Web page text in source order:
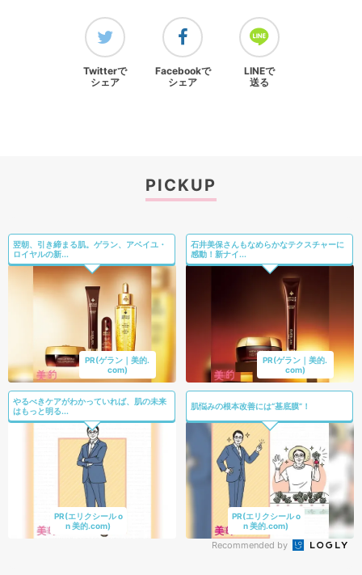
Twitterで
シェア
Facebookで
シェア
LINEで
送る
PICKUP
翌朝、引き締まる肌。ゲラン、アベイユ・
ロイヤルの新...
PR(ゲラン｜美的.
com)
石井美保さんもなめらかなテクスチャーに
感動！新ナイ...
PR(ゲラン｜美的.
com)
やるべきケアがわかっていれば、肌の未来
はもっと明る...
PR(エリクシール o
n 美的.com)
肌悩みの根本改善には“基底膜”！
PR(エリクシール o
n 美的.com)
Recommended by